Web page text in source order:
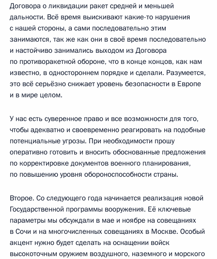
Договора о ликвидации ракет средней и меньшей
дальности. Всё время выискивают какие-то нарушения
с нашей стороны, а сами последовательно этим
занимаются, так же как они в своё время последовательно
и настойчиво занимались выходом из Договора
по противоракетной обороне, что в конце концов, как нам
известно, в одностороннем порядке и сделали. Разумеется,
это всё серьёзно снижает уровень безопасности в Европе
и в мире целом.
У нас есть суверенное право и все возможности для того,
чтобы адекватно и своевременно реагировать на подобные
потенциальные угрозы. При необходимости прошу
оперативно готовить и вносить обоснованные предложения
по корректировке документов военного планирования,
по повышению уровня обороноспособности страны.
Второе. Со следующего года начинается реализация новой
Государственной программы вооружения. Её ключевые
параметры мы обсуждали в мае и ноябре на совещаниях
в Сочи и на многочисленных совещаниях в Москве. Особый
акцент нужно будет сделать на оснащении войск
высокоточным оружием воздушного, наземного и морского